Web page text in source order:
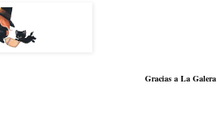
Gracias a La Galera